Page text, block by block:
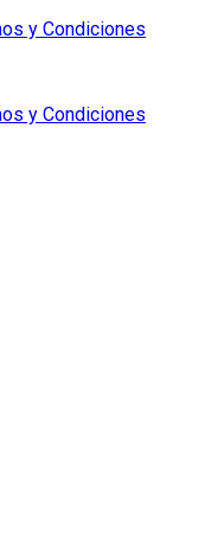
y Condiciones
y Condiciones